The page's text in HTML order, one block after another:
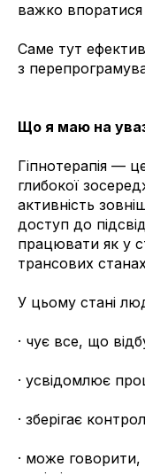
важко впоратися
Саме тут
з
Що я маю на
Гіпнотерапія —
глибокої
активність
доступ до
працювати як у
трансових
У цьому стані
· чує все, що
· усвідомлює
· зберігає
· може говорити,